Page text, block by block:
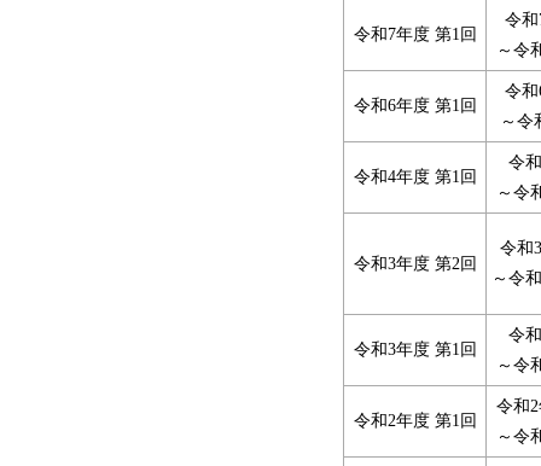
令和7年度 第1回
令和
～令
令和6年度 第1回
令和
～令
令和4年度 第1回
令
～令
令和3年度 第2回
令和
～令
令和3年度 第1回
令
～令
令和2年度 第1回
令和
～令